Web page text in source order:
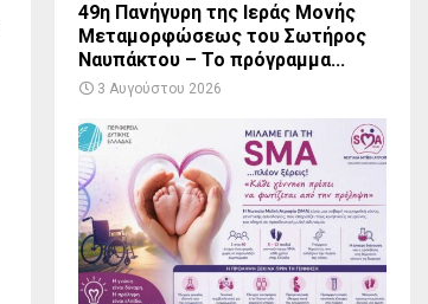
49η Πανήγυρη της Ιεράς Μονής
Μεταμορφώσεως του Σωτήρος
Ναυπάκτου – Το πρόγραμμα...
3 Αυγούστου 2026